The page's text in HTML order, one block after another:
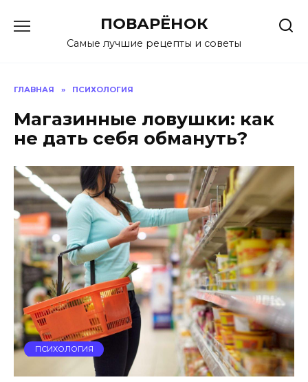
содержанию
ПОВАРЁНОК
Самые лучшие рецепты и советы
ГЛАВНАЯ » ПСИХОЛОГИЯ
Магазинные ловушки: как
не дать себя обмануть?
ПСИХОЛОГИЯ